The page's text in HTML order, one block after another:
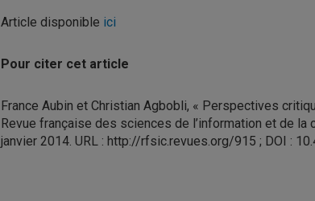
Article disponible ici
Pour citer cet article
France Aubin et Christian Agbobli, « Perspectives
Revue française des sciences de l’information et de la
janvier 2014. URL : http://rfsic.revues.org/915 ; DOI :